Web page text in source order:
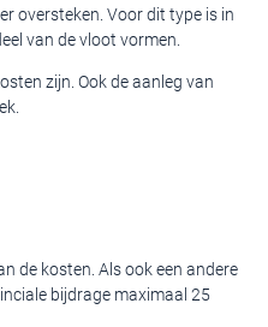
oversteken. Voor dit type is in
van de vloot vormen.
zijn. Ook de aanleg van
de kosten. Als ook een andere
bijdrage maximaal 25